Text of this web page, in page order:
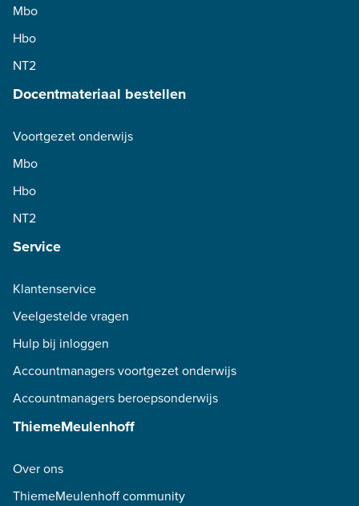
Mbo
Hbo
NT2
Docentmateriaal bestellen
Voortgezet onderwijs
Mbo
Hbo
NT2
Service
Klantenservice
Veelgestelde vragen
Hulp bij inloggen
Accountmanagers voortgezet onderwijs
Accountmanagers beroepsonderwijs
ThiemeMeulenhoff
Over ons
ThiemeMeulenhoff community